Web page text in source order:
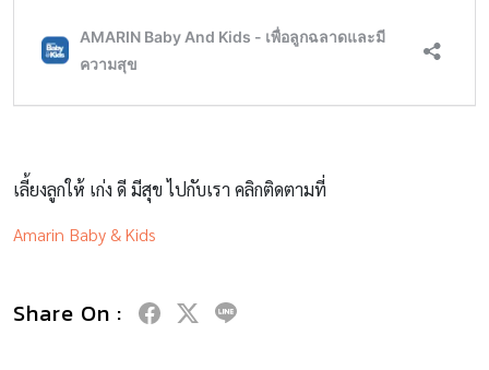
เลี้ยงลูกให้ เก่ง ดี มีสุข ไปกับเรา คลิกติดตามที่
Amarin Baby & Kids
Share On :